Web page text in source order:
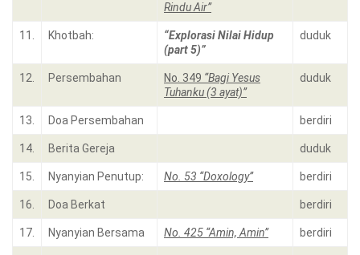
Rindu Air”
11. Khotbah:
“Explorasi Nilai Hidup
(part 5)”
duduk
12. Persembahan No. 349 “Bagi Yesus
Tuhanku (3 ayat)”
duduk
13. Doa Persembahan berdiri
14. Berita Gereja duduk
15. Nyanyian Penutup: No. 53 “Doxology” berdiri
16. Doa Berkat berdiri
17. Nyanyian Bersama No. 425 “Amin, Amin” berdiri